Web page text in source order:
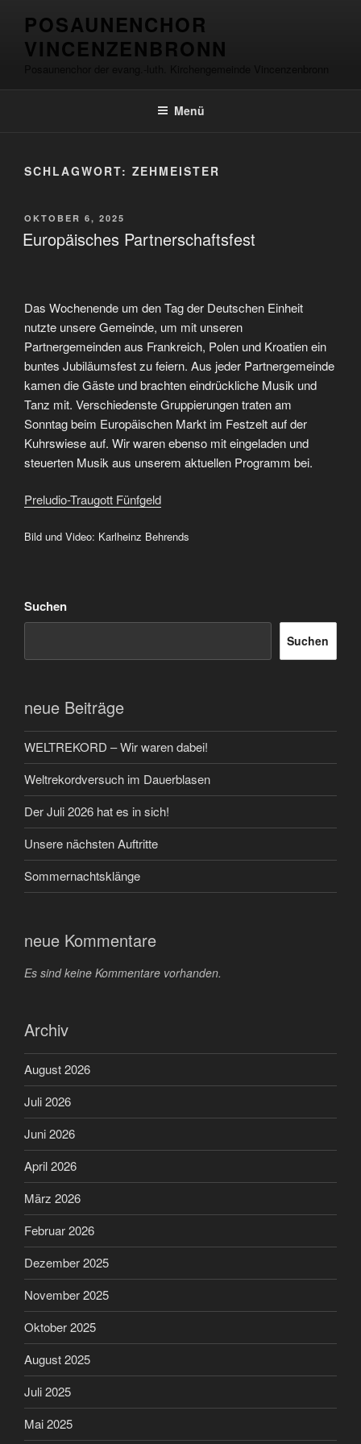
springen
springen
POSAUNENCHOR
VINCENZENBRONN
Menü
SCHLAGWORT: ZEHMEISTER
VERÖFFENTLICHT
AM
OKTOBER 6, 2025
Europäisches Partnerschaftsfest
Das Wochenende um den Tag der Deutschen Einheit
nutzte unsere Gemeinde, um mit unseren
Partnergemeinden aus Frankreich, Polen und Kroatien ein
buntes Jubiläumsfest zu feiern. Aus jeder Partnergemeinde
kamen die Gäste und brachten eindrückliche Musik und
Tanz mit. Verschiedenste Gruppierungen traten am
Sonntag beim Europäischen Markt im Festzelt auf der
Kuhrswiese auf. Wir waren ebenso mit eingeladen und
steuerten Musik aus unserem aktuellen Programm bei.
Preludio-Traugott Fünfgeld
Bild und Video: Karlheinz Behrends
Suchen
Suchen
neue Beiträge
WELTREKORD – Wir waren dabei!
Weltrekordversuch im Dauerblasen
Der Juli 2026 hat es in sich!
Unsere nächsten Auftritte
Sommernachtsklänge
neue Kommentare
Es sind keine Kommentare vorhanden.
Archiv
August 2026
Juli 2026
Juni 2026
April 2026
März 2026
Februar 2026
Dezember 2025
November 2025
Oktober 2025
August 2025
Juli 2025
Mai 2025